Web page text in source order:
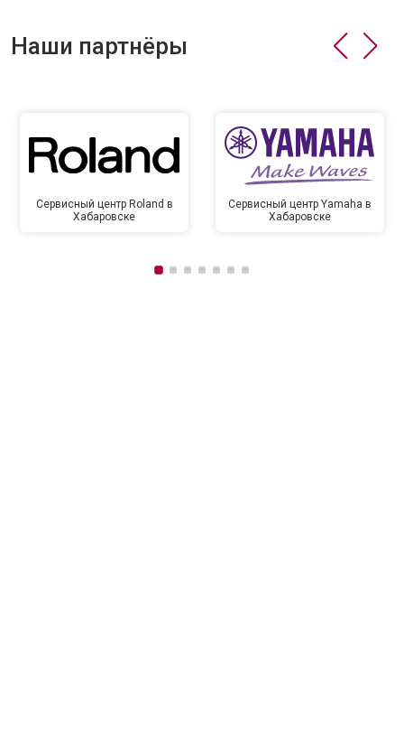
Наши партнёры
Сервисный центр Roland в
Хабаровске
Сервисный центр Yamaha в
Хабаровске